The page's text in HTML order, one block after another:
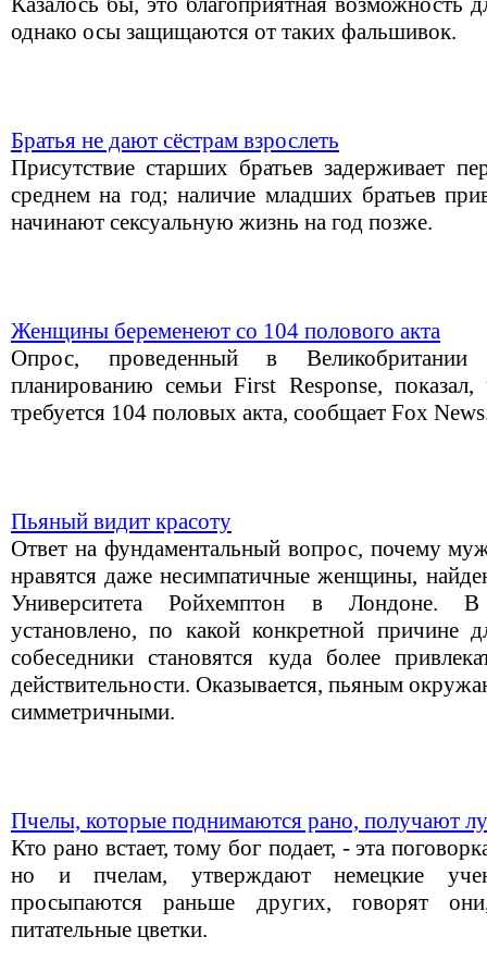
однако осы защищаются от таких фальшивок.
Братья не дают сёстрам взрослеть
Присутствие старших братьев задерживает
среднем на год; наличие младших братьев
начинают сексуальную жизнь на год позже.
Женщины беременеют со 104 полового акта
Опрос, проведенный в
планированию семьи First Response,
требуется 104 половых акта, сообщает Fox
Пьяный видит красоту
Ответ на фундаментальный вопрос, почему
нравятся даже несимпатичные женщины,
Университета Ройхемптон в Лондоне. В
установлено, по какой конкретной причине
собеседники становятся куда более
действительности. Оказывается, пьяным
симметричными.
Пчелы, которые поднимаются рано, получают
Кто рано встает, тому бог подает, - эта
но и пчелам, утверждают немецкие
просыпаются раньше других, говорят
питательные цветки.